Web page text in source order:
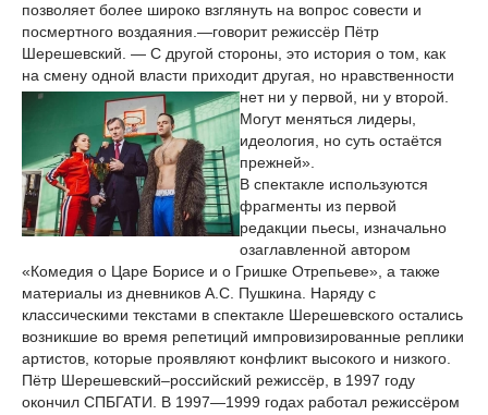
позволяет более широко взглянуть на вопрос совести и
посмертного воздаяния.—говорит режиссёр Пётр
Шерешевский. — С другой стороны, это история о том, как
на смену одной власти приходит другая, но нравственности
нет ни у первой, ни у второй.
Могут меняться лидеры,
идеология, но суть остаётся
прежней».
В спектакле используются
фрагменты из первой
редакции пьесы, изначально
озаглавленной автором
«Комедия о Царе Борисе и о Гришке Отрепьеве», а также
материалы из дневников А.С. Пушкина. Наряду с
классическими текстами в спектакле Шерешевского остались
возникшие во время репетиций импровизированные реплики
артистов, которые проявляют конфликт высокого и низкого.
Пётр Шерешевский–российский режиссёр, в 1997 году
окончил СПБГАТИ. В 1997—1999 годах работал режиссёром